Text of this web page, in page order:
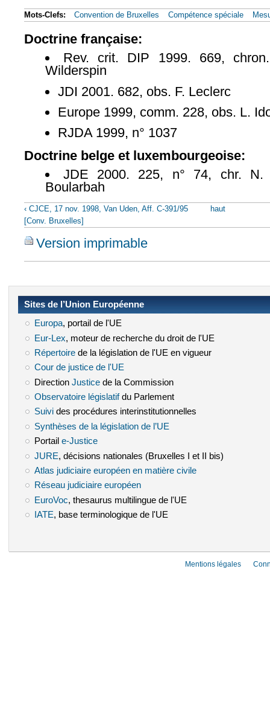
Mots-Clefs: Convention de Bruxelles Compétence spéciale
Doctrine française:
Rev. crit. DIP 1999. 669,
Wilderspin
JDI 2001. 682, obs. F. Leclerc
Europe 1999, comm. 228, obs. L.
RJDA 1999, n° 1037
Doctrine belge et luxembourgeoise:
JDE 2000. 225, n° 74, chr. N.
Boularbah
‹ CJCE, 17 nov. 1998, Van Uden, Aff. C-391/95
[Conv. Bruxelles]
haut
Version imprimable
Sites de l’Union Européenne
Europa(le lien est externe)
, portail de l'UE
Eur-Lex (le lien est externe)
, moteur de recherche du droit de l'UE
Répertoire(le lien est externe)
de la législation de l'UE en vigueur
Cour de justice de l'UE
Direction Justice(le lien est externe)
de la Commission
Observatoire législatif(le lien est externe)
du Parlement
Suivi(le lien est externe)
des procédures interinstitutionnelles
Synthèses de la législation de l’UE
Portail e-Justice(le lien est externe)
JURE (le lien est externe)
, décisions nationales (Bruxelles I et II bis)
Atlas judiciaire européen en matière civile(le lien est externe)
Réseau judiciaire européen(le lien est externe)
EuroVoc (le lien est externe)
, thesaurus multilingue de l'UE
IATE(le lien est externe)
, base terminologique de l'UE
Mentions légales